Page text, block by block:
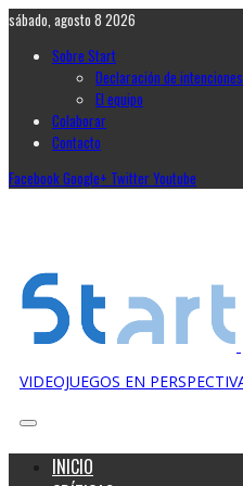
sábado, agosto 8 2026
Sobre Start
Declaración de intenciones
El equipo
Colaborar
Contacto
FacebookGoogle+ TwitterYoutube
VIDEOJUEGOS EN
INICIO